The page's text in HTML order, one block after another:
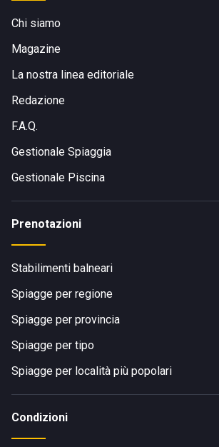
Chi siamo
Magazine
La nostra linea editoriale
Redazione
F.A.Q.
Gestionale Spiaggia
Gestionale Piscina
Prenotazioni
Stabilimenti balneari
Spiagge per regione
Spiagge per provincia
Spiagge per tipo
Spiagge per località più popolari
Condizioni